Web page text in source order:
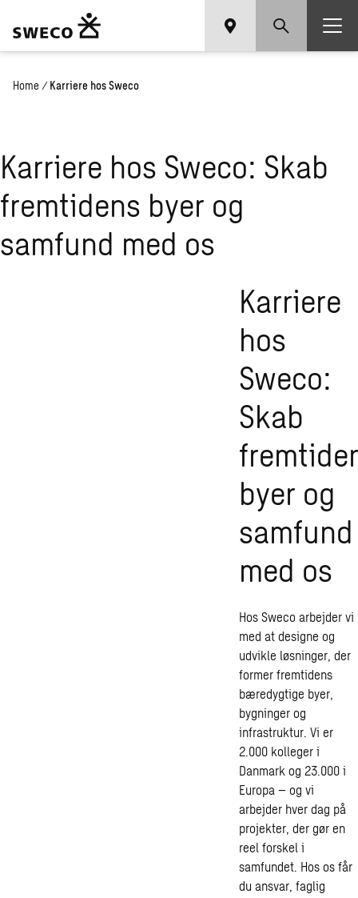
Home / Karriere hos Sweco
Karriere hos Sweco: Skab
fremtidens byer og
samfund med os
Karriere
hos
Sweco:
Skab
byer og
samfund
med os
Hos Sweco arbejder vi
med at designe og
udvikle løsninger, der
former fremtidens
bæredygtige byer,
bygninger og
infrastruktur. Vi er
2.000 kolleger i
Danmark og 23.000 i
Europa – og vi
arbejder hver dag på
projekter, der gør en
reel forskel i
samfundet. Hos os får
du ansvar, faglig